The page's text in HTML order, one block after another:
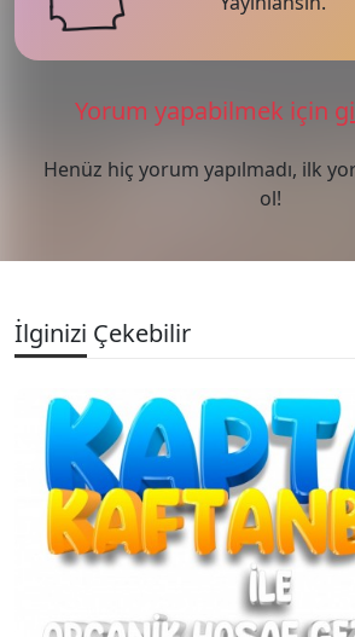
Yorum yapabilmek için
Henüz hiç yorum yapılmadı, ilk
ol!
İlginizi Çekebilir